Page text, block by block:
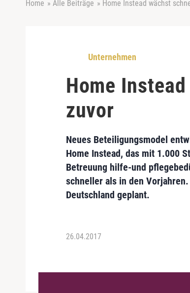
Home » Alle Beiträge » Home Instead wächst
Unternehmen
Home
zuvor
Neues Beteiligungsmodel
Home Instead, das mit 1.000
Betreuung hilfe-und
schneller als in den
Deutschland geplant.
26.04.2017